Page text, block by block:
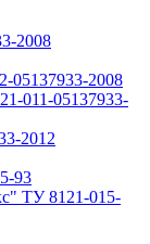
2008
05137933-2008
011-05137933-
2012
93
ТУ 8121-015-